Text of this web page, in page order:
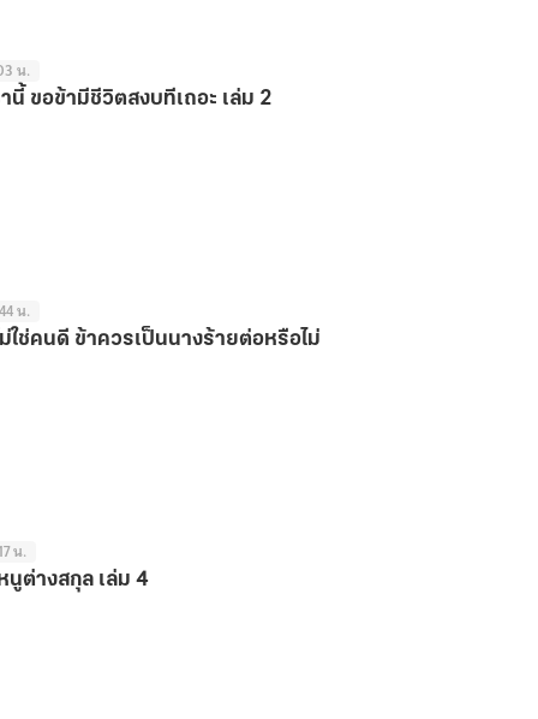
น.
นี้ ขอข้ามีชีวิตสงบทีเถอะ เล่ม 2
น.
ม่ใช่คนดี ข้าควรเป็นนางร้ายต่อหรือไม่
น.
ต่างสกุล เล่ม 4